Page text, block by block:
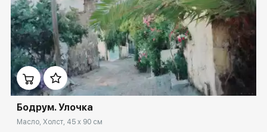
Домен: spb.rakovgallery.ru
Бодрум. Улочка
Масло, Холст, 45 x 90 см